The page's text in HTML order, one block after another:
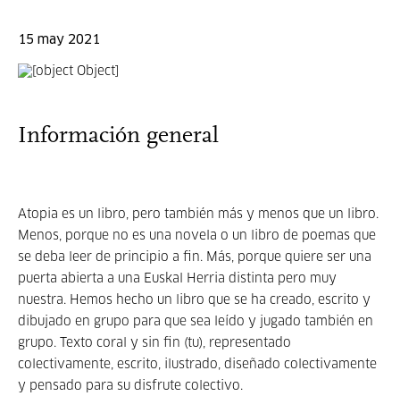
15 may 2021
Información general
Atopia es un libro, pero también más y menos que un libro.
Menos, porque no es una novela o un libro de poemas que
se deba leer de principio a fin. Más, porque quiere ser una
puerta abierta a una Euskal Herria distinta pero muy
nuestra. Hemos hecho un libro que se ha creado, escrito y
dibujado en grupo para que sea leído y jugado también en
grupo. Texto coral y sin fin (tu), representado
colectivamente, escrito, ilustrado, diseñado colectivamente
y pensado para su disfrute colectivo.